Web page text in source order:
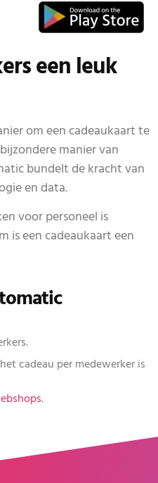
een leuk
om een cadeaukaart te
manier van
bundelt de kracht van
en data.
voor personeel is
is een cadeaukaart een
cadeau per medewerker is
.